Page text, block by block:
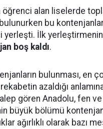
öğrenci alan liselerde
bulunurken bu
yerleşti. İlk yerleştirmenin
boş kaldı.
bulunması, en
azaldığı
gören Anadolu, fen
büyük bölümü
ağırlıklı olarak bazı